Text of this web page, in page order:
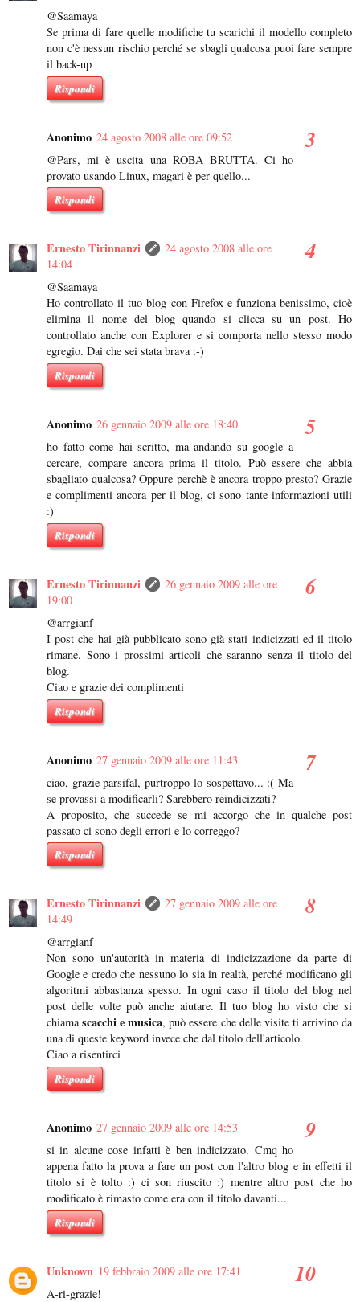
@Saamaya
Se prima di fare quelle modifiche tu scarichi il modello completo
non c'è nessun rischio perché se sbagli qualcosa puoi fare sempre
il back-up
Rispondi
Anonimo 24 agosto 2008 alle ore 09:52
@Pars, mi è uscita una ROBA BRUTTA. Ci ho
provato usando Linux, magari è per quello...
Rispondi
Ernesto Tirinnanzi
24 agosto 2008 alle ore
14:04
@Saamaya
Ho controllato il tuo blog con Firefox e funziona benissimo, cioè
elimina il nome del blog quando si clicca su un post. Ho
controllato anche con Explorer e si comporta nello stesso modo
egregio. Dai che sei stata brava :-)
Rispondi
Anonimo 26 gennaio 2009 alle ore 18:40
ho fatto come hai scritto, ma andando su google a
cercare, compare ancora prima il titolo. Può essere che abbia
sbagliato qualcosa? Oppure perchè è ancora troppo presto? Grazie
e complimenti ancora per il blog, ci sono tante informazioni utili
:)
Rispondi
Ernesto Tirinnanzi
26 gennaio 2009 alle ore
19:00
@arrgianf
I post che hai già pubblicato sono già stati indicizzati ed il titolo
rimane. Sono i prossimi articoli che saranno senza il titolo del
blog.
Ciao e grazie dei complimenti
Rispondi
Anonimo 27 gennaio 2009 alle ore 11:43
ciao, grazie parsifal, purtroppo lo sospettavo... :( Ma
se provassi a modificarli? Sarebbero reindicizzati?
A proposito, che succede se mi accorgo che in qualche post
passato ci sono degli errori e lo correggo?
Rispondi
Ernesto Tirinnanzi
27 gennaio 2009 alle ore
14:49
@arrgianf
Non sono un'autorità in materia di indicizzazione da parte di
Google e credo che nessuno lo sia in realtà, perché modificano gli
algoritmi abbastanza spesso. In ogni caso il titolo del blog nel
post delle volte può anche aiutare. Il tuo blog ho visto che si
chiamascacchi e musica, può essere che delle visite ti arrivino da
una di queste keyword invece che dal titolo dell'articolo.
Ciao a risentirci
Rispondi
Anonimo 27 gennaio 2009 alle ore 14:53
si in alcune cose infatti è ben indicizzato. Cmq ho
appena fatto la prova a fare un post con l'altro blog e in effetti il
titolo si è tolto :) ci son riuscito :) mentre altro post che ho
modificato è rimasto come era con il titolo davanti...
Rispondi
Unknown 19 febbraio 2009 alle ore 17:41
A-ri-grazie!